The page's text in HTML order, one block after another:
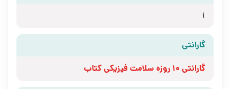
1
گارانتی
گارانتی 10 روزه سلامت فیزیکی کتاب